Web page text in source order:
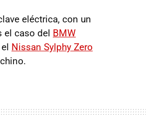
eléctrica, con un
el caso del BMW
Nissan Sylphy Zero